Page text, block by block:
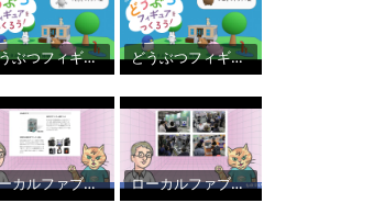
どうぶつフィギュアをつくろう！ −うさぎをつくろう！編− どうぶつフィギュアをつくろう！ −いぬをつくろう！編−
ローカルファブニュース vol.08 Japan RepRap FestivalやパーソナルUVプリンタなどの話題について ローカルファブニュース vol.07 AIをテーマにしたオンラインイベントの感想など